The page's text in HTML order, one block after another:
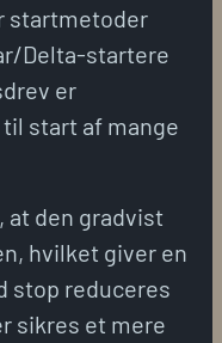
startmetoder
Delta-startere
er
start af mange
at den gradvist
hvilket giver en
stop reduceres
sikres et mere